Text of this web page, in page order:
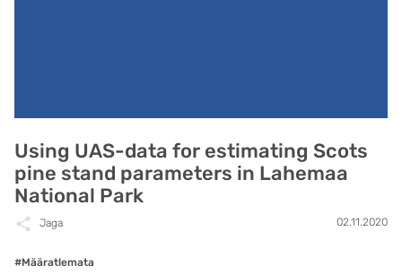
Using UAS-data for estimating Scots
pine stand parameters in Lahemaa
National Park
Jaga 02.11.2020
#Määratlemata